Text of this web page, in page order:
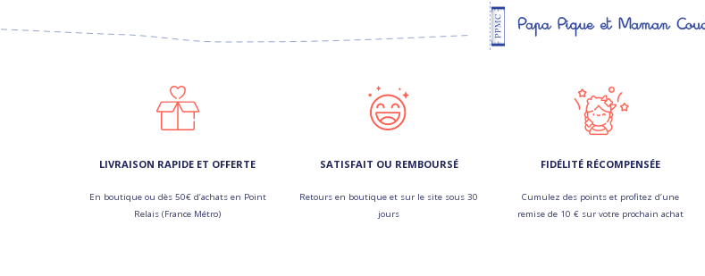
LIVRAISON RAPIDE ET OFFERTE
En boutique ou dès 50€ d’achats en Point
Relais (France Métro)
SATISFAIT OU REMBOURSÉ
Retours en boutique et sur le site sous 30
jours
FIDÉLITÉ RÉCOMPENSÉE
Cumulez des points et profitez d’une
remise de 10 € sur votre prochain achat